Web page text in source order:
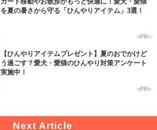
を夏の暑さから守る「ひんやりアイテム」3選！
<PR>
【ひんやりアイテムプレゼント】夏のおでかけど
う過ごす？愛犬・愛猫のひんやり対策アンケート
実施中！
<PR>